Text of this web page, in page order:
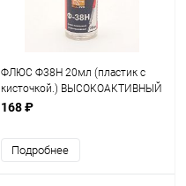
ФЛЮС Ф38Н 20мл (пластик с
кисточкой.) ВЫСОКОАКТИВНЫЙ
SOLINS Для нержавеющих и
марганина, нихрома,
константана, бериллиевой и
168 ₽
Подробнее